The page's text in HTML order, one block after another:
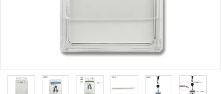
IDカード印刷関連
その他